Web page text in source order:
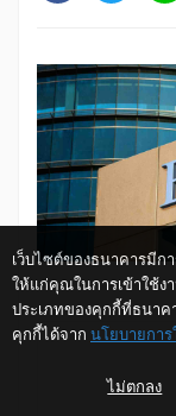
เว็บไซต์ของธนาคารมีก
ให้แก่คุณในการเข้าใช้ง
ประเภทของคุกกี้ที่ธนาค
คุกกี้ได้จาก นโยบายกา
ไม่ตกลง